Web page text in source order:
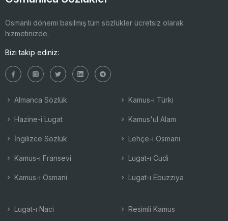
Osmanlı dönemi basılmış tüm sözlükler ücretsiz olarak
hizmetinizde.
Bizi takip ediniz:
Almanca Sözlük
Hazine-i Lugat
İngilizce Sözlük
Kamus-ı Fransevi
Kamus-ı Osmani
Kamus-ı Türki
Kamus'ul Alam
Lehçe-i Osmani
Lugat-ı Cudi
Lugat-ı Ebuzziya
Lugat-ı Naci Resimli Kamus